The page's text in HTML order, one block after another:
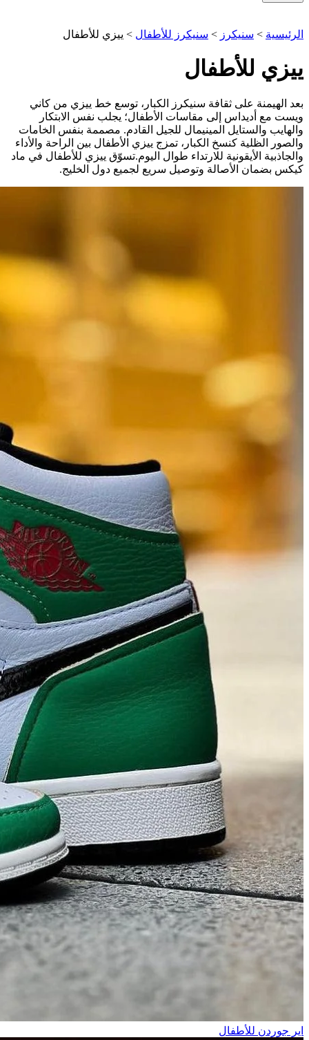
الرئيسية > سنيكرز > سنيكرز للأطفال > ييزي للأطفال
ييزي للأطفال
بعد الهيمنة على ثقافة سنيكرز الكبار، توسع خط ييزي من كاني
ويست مع أديداس إلى مقاسات الأطفال؛ يجلب نفس الابتكار
والهايب والستايل المينيمال للجيل القادم. مصممة بنفس الخامات
والصور الظلية كنسخ الكبار، تمزج ييزي الأطفال بين الراحة والأداء
والجاذبية الأيقونية للارتداء طوال اليوم.تسوّق ييزي للأطفال في ماد
كيكس بضمان الأصالة وتوصيل سريع لجميع دول الخليج.
اير جوردن للأطفال